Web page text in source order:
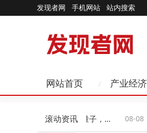
发现者网 手机网站 站内搜索
网站首页 产业经济
滚动资讯
业5年领航图灵量子，携 08-08 马